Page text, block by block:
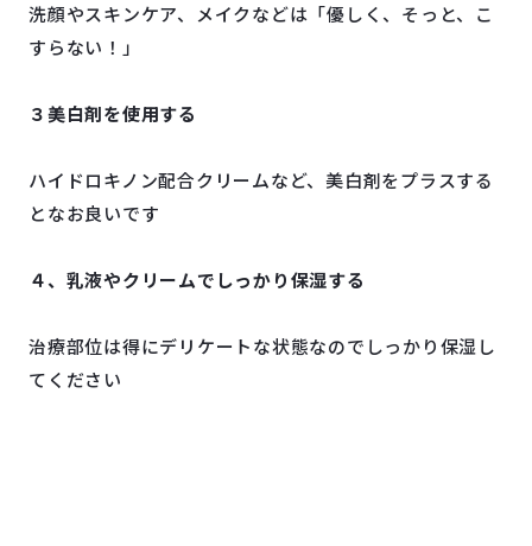
洗顔やスキンケア、メイクなどは「優しく、そっと、こ
すらない！」
３美白剤を使用する
ハイドロキノン配合クリームなど、美白剤をプラスする
となお良いです
４、乳液やクリームでしっかり保湿する
治療部位は得にデリケートな状態なのでしっかり保湿し
てください